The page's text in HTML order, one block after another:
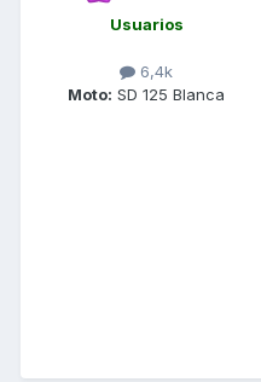
Usuarios
6,4k
Moto: SD 125 Blanca